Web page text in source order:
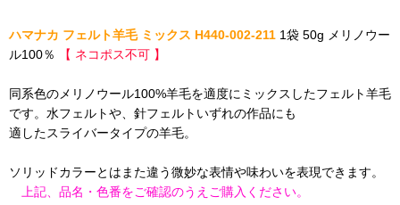
ハマナカ フェルト羊毛 ミックス H440-002-211 1袋 50g メリノウー
ル100％
【 ネコポス不可 】
同系色のメリノウール100%羊毛を適度にミックスしたフェルト羊毛
です。水フェルトや、針フェルトいずれの作品にも
適したスライバータイプの羊毛。
ソリッドカラーとはまた違う微妙な表情や味わいを表現できます。
上記、品名・色番をご確認のうえご購入ください。